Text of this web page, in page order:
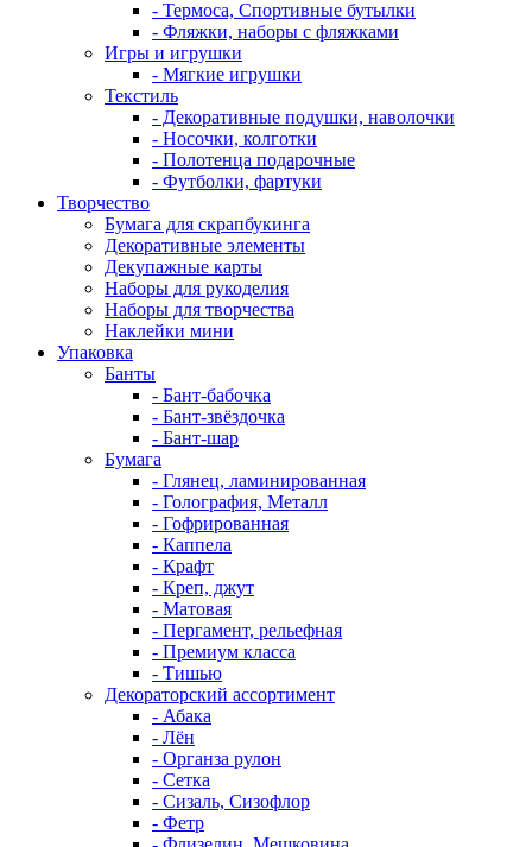
- Термоса, Спортивные бутылки
- Фляжки, наборы с фляжками
Игры и игрушки
- Мягкие игрушки
Текстиль
- Декоративные подушки, наволочки
- Носочки, колготки
- Полотенца подарочные
- Футболки, фартуки
Творчество
Бумага для скрапбукинга
Декоративные элементы
Декупажные карты
Наборы для рукоделия
Наборы для творчества
Наклейки мини
Упаковка
Банты
- Бант-бабочка
- Бант-звёздочка
- Бант-шар
Бумага
- Глянец, ламинированная
- Голография, Металл
- Гофрированная
- Каппела
- Крафт
- Креп, джут
- Матовая
- Пергамент, рельефная
- Премиум класса
- Тишью
Декораторский ассортимент
- Абака
- Лён
- Органза рулон
- Сетка
- Сизаль, Сизофлор
- Фетр